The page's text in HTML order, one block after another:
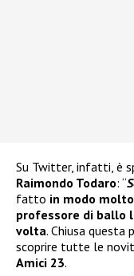
Su Twitter, infatti, è
Raimondo Todaro: “
fatto in modo
professore di ballo
volta. Chiusa questa
scoprire tutte le
Amici 23.